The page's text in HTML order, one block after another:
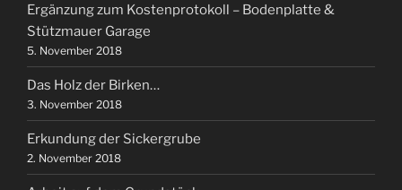
Ergänzung zum Kostenprotokoll – Bodenplatte &
Stützmauer Garage
5. November 2018
Das Holz der Birken…
3. November 2018
Erkundung der Sickergrube
2. November 2018